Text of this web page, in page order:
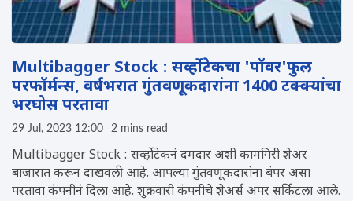
Multibagger Stock : सर्व्होटेकचा 'पॉवर'फुल
परफॉर्मन्स, वर्षभरात गुंतवणूकदारांना 1400 टक्क्यांचा
भरघोस परतावा
29 Jul, 2023 12:00 2 mins read
Multibagger Stock : सर्व्होटेकनं दमदार अशी कामगिरी शेअर
बाजारात करून दाखवली आहे. आपल्या गुंतवणूकदारांना बंपर असा
परतावा कंपनीनं दिला आहे. शुक्रवारी कंपनीचे शेअर्स अपर सर्किटला आले.